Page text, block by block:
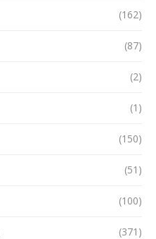
(162)
(87)
(2)
(1)
(150)
(51)
(100)
(371)